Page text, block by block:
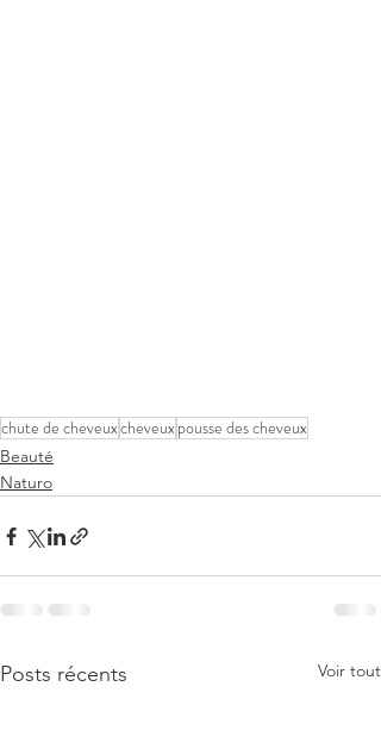
chute de cheveuxcheveuxpousse des cheveux
Beauté
Naturo
Posts récents Voir tout